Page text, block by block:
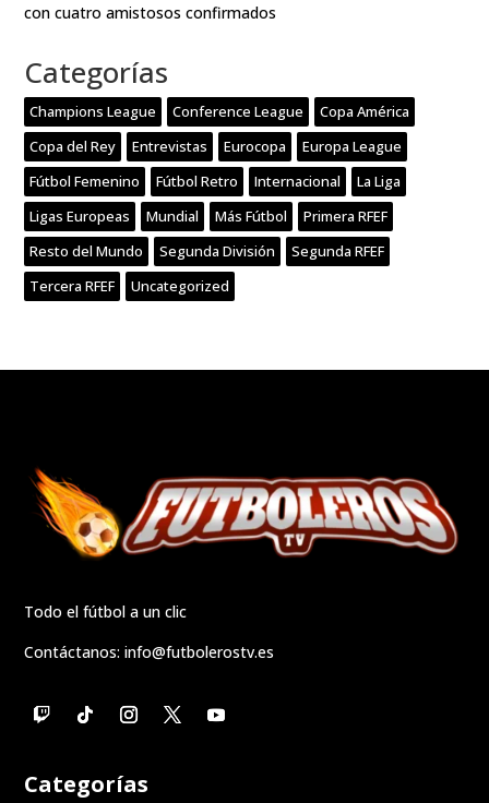
con cuatro amistosos confirmados
Categorías
Champions League Conference League
Copa América
Copa del Rey
Entrevistas Eurocopa
Europa League
Fútbol Femenino
Fútbol Retro Internacional
La Liga
Ligas Europeas
Mundial Más Fútbol
Primera RFEF
Resto del Mundo
Segunda División
Segunda RFEF
Tercera RFEF
Uncategorized
Todo el fútbol a un clic
Contáctanos:info@futbolerostv.es
Categorías